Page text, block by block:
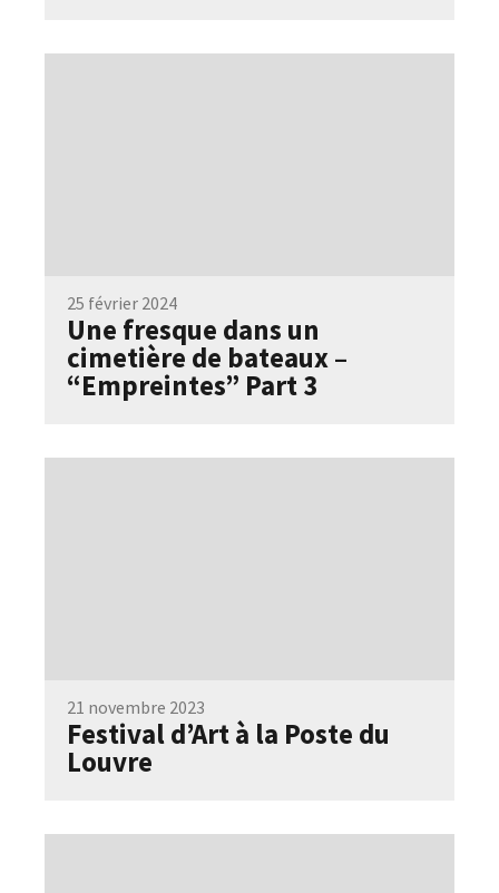
25 février 2024
Une fresque dans un
cimetière de bateaux –
“Empreintes” Part 3
21 novembre 2023
Festival d’Art à la Poste du
Louvre